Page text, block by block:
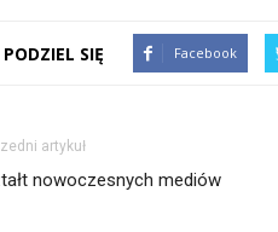
PODZIEL SIĘ Facebook
artykuł
nowoczesnych mediów